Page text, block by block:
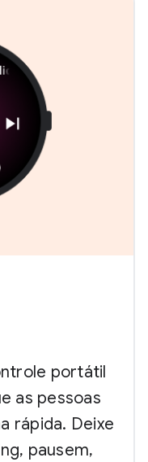
portátil
as pessoas
rápida. Deixe
pausem,